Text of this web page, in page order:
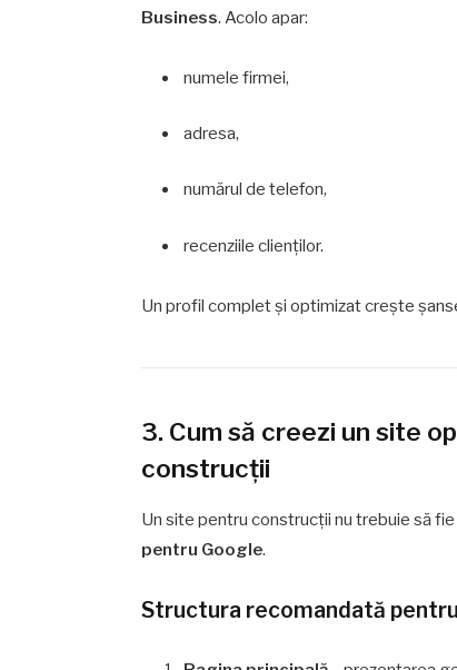
Business. Acolo apar:
numele firmei,
adresa,
numărul de telefon,
recenziile clienților.
Un profil complet și optimizat crește
3. Cum să creezi un site
construcții
Un site pentru construcții nu trebuie să
pentru Google.
Structura recomandată